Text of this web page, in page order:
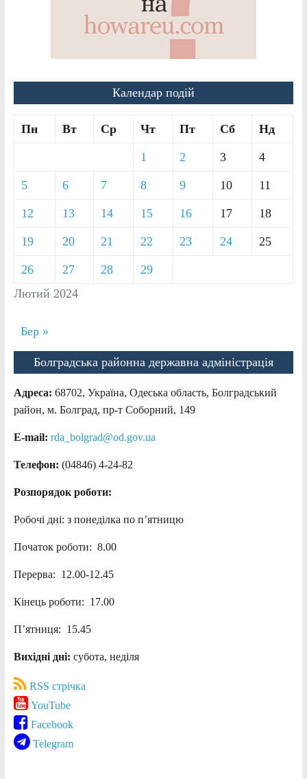
Календар подій
Лютий 2024
Пн Вт Ср Чт Пт Сб Нд
1 2 3 4
5 6 7 8 9 10 11
12 13 14 15 16 17 18
19 20 21 22 23 24 25
26 27 28 29
Бер »
Болградська районна державна адміністрація
Адреса: 68702, Україна, Одеська область, Болградський
район, м. Болград, пр-т Соборний, 149
E-mail: rda_bolgrad@od.gov.ua
Телефон: (04846) 4-24-82
Розпорядок роботи:
Робочі дні: з понеділка по п’ятницю
Початок роботи: 8.00
Перерва: 12.00-12.45
Кінець роботи: 17.00
П’ятниця: 15.45
Вихідні дні: субота, неділя
RSS стрічка
YouTube
Facebook
Telegram